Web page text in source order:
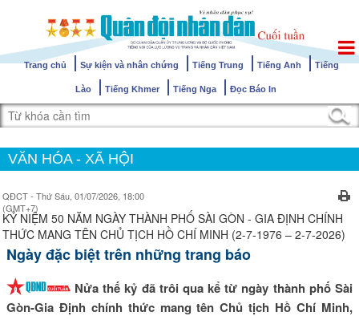
Trang chủ Sự kiện và nhân chứng Tiếng Trung Tiếng Anh Tiếng
Lào Tiếng Khmer Tiếng Nga Đọc Báo In
VĂN HÓA - XÃ HỘI
QĐCT - Thứ Sáu, 01/07/2026, 18:00
(GMT+7)
KỶ NIỆM 50 NĂM NGÀY THÀNH PHỐ SÀI GÒN - GIA ĐỊNH CHÍNH
THỨC MANG TÊN CHỦ TỊCH HỒ CHÍ MINH (2-7-1976 – 2-7-2026)
Ngày đặc biệt trên những trang báo
Nửa thế kỷ đã trôi qua kể từ ngày thành phố Sài
Gòn-Gia Định chính thức mang tên Chủ tịch Hồ Chí Minh,